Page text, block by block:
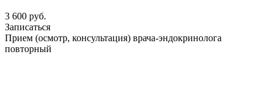
3 600 руб.
Записаться
Прием (осмотр, консультация) врача-эндокринолога
повторный